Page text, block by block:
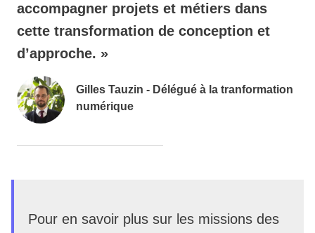
accompagner projets et métiers dans
cette transformation de conception et
d’approche. »
Gilles Tauzin - Délégué à la tranformation
numérique
Pour en savoir plus sur les missions des